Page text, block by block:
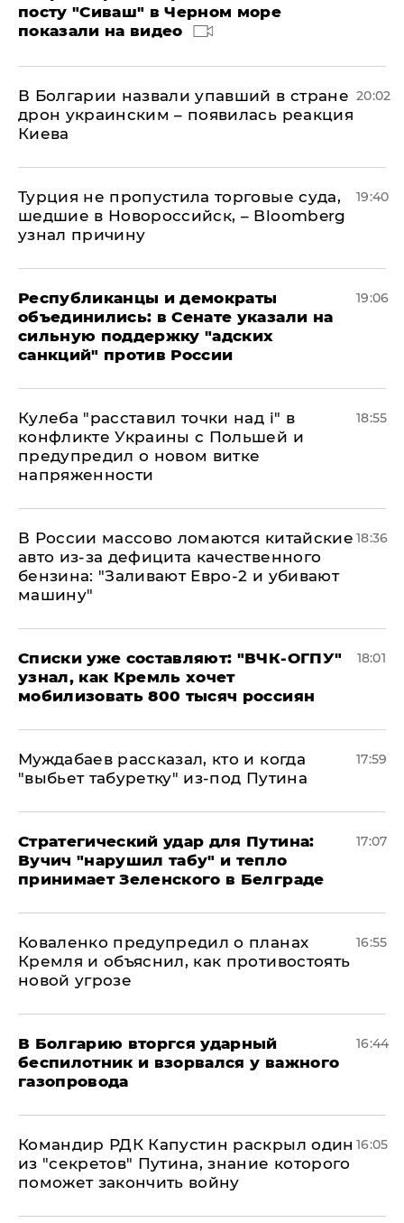
посту "Сиваш" в Черном море
показали на видео
В Болгарии назвали упавший в стране
дрон украинским – появилась реакция
Киева
20:02
Турция не пропустила торговые суда,
шедшие в Новороссийск, – Bloomberg
узнал причину
19:40
Республиканцы и демократы
объединились: в Сенате указали на
сильную поддержку "адских
санкций" против России
19:06
Кулеба "расставил точки над і" в
конфликте Украины с Польшей и
предупредил о новом витке
напряженности
18:55
В России массово ломаются китайские
авто из-за дефицита качественного
бензина: "Заливают Евро-2 и убивают
машину"
18:36
Списки уже составляют: "ВЧК-ОГПУ"
узнал, как Кремль хочет
мобилизовать 800 тысяч россиян
18:01
Муждабаев рассказал, кто и когда
"выбьет табуретку" из-под Путина
17:59
Стратегический удар для Путина:
Вучич "нарушил табу" и тепло
принимает Зеленского в Белграде
17:07
Коваленко предупредил о планах
Кремля и объяснил, как противостоять
новой угрозе
16:55
В Болгарию вторгся ударный
беспилотник и взорвался у важного
газопровода
16:44
Командир РДК Капустин раскрыл один
из "секретов" Путина, знание которого
поможет закончить войну
16:05